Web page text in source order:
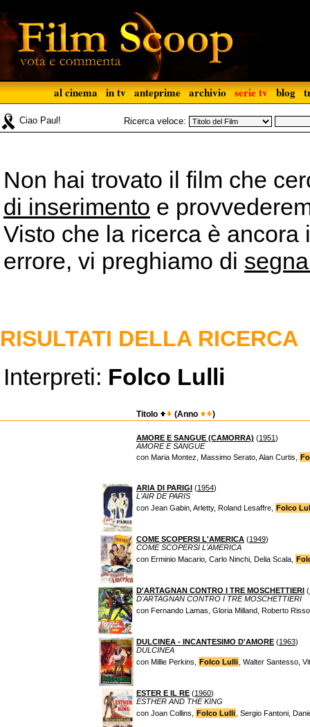
al cinema in tv anteprime archivio serie tv blog
Ciao Paul! Ricerca veloce:
Non hai trovato il film che
di inserimento e
Visto che la ricerca è
errore, vi preghiamo di
RISULTATI DELLA RICERCA
Interpreti: Folco Lulli
Titolo (Anno )
AMORE E SANGUE (CAMORRA) (1951)
AMORE E SANGUE
con Maria Montez, Massimo Serato, Alan Curtis,
ARIA DI PARIGI (1954)
L'AIR DE PARIS
con Jean Gabin, Arletty, Roland Lesaffre, Folco
COME SCOPERSI L'AMERICA (1949)
COME SCOPERSI L'AMERICA
con Erminio Macario, Carlo Ninchi, Delia Scala,
D'ARTAGNAN CONTRO I TRE MOSCHETTIERI (
D'ARTAGNAN CONTRO I TRE MOSCHETTIERI
con Fernando Lamas, Gloria Milland, Roberto
DULCINEA - INCANTESIMO D'AMORE (1963)
DULCINEA
con Millie Perkins, Folco Lulli , Walter Santesso,
ESTER E IL RE (1960)
ESTHER AND THE KING
con Joan Collins, Folco Lulli , Sergio Fantoni,